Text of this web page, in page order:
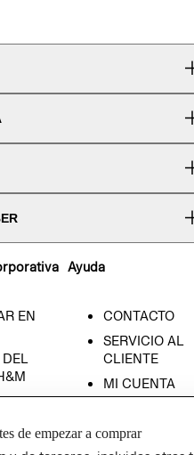
EN
Ayuda
CONTACTO
SERVICIO AL
CLIENTE
MI CUENTA
de empezar a comprar